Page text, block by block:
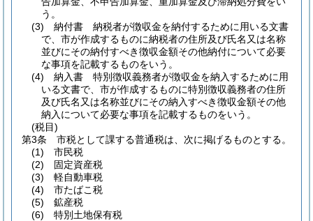
う。
(3)
納付書 納税者が徴収金を納付するために用いる文書
で、市が作成するものに納税者の住所及び氏名又は名称
並びにその納付すべき徴収金額その他納付について必要
な事項を記載するものをいう。
(4)
納入書 特別徴収義務者が徴収金を納入するために用
いる文書で、市が作成するものに特別徴収義務者の住所
及び氏名又は名称並びにその納入すべき徴収金額その他
納入について必要な事項を記載するものをいう。
(税目)
第3条
市税として課する普通税は、次に掲げるものとする。
(1)
市民税
(2)
固定資産税
(3)
軽自動車税
(4)
市たばこ税
(5)
鉱産税
(6)
特別土地保有税